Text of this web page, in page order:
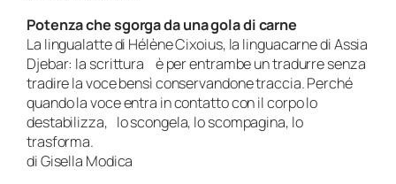
Potenza che sgorga da una gola di carne
La lingualatte di Hélène Cixoius, la linguacarne di Assia
Djebar: la scrittura è per entrambe un tradurre senza
tradire la voce bensì conservandone traccia. Perché
quando la voce entra in contatto con il corpo lo
destabilizza, lo scongela, lo scompagina, lo
trasforma.
di Gisella Modica